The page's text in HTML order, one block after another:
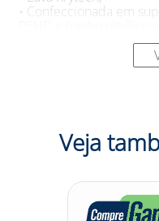
• Confeccionada em
• Punho tricotado e
• Comprimento: 22-
manuseios complexos;
• Excelente resistência
• Proteção total das
Tamanhos: P, M, G e XG
Veja